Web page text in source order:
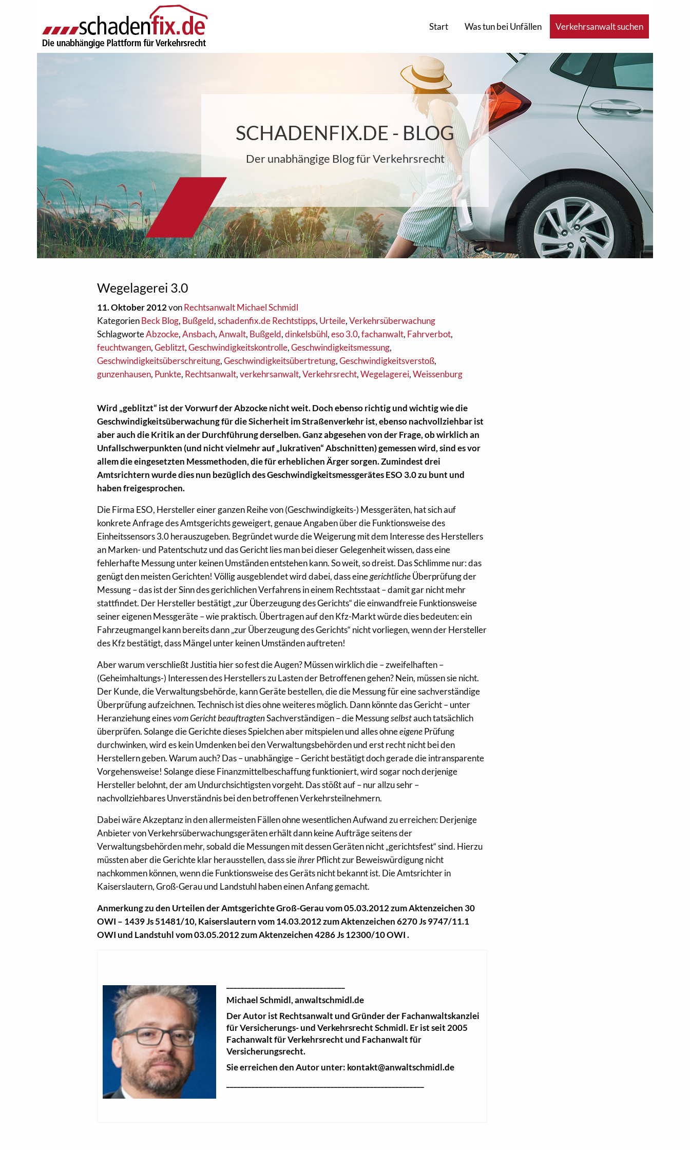
Start Was tun bei Unfällen Verkehrsanwalt suchen
SCHADENFIX.DE - BLOG
Der unabhängige Blog für Verkehrsrecht
Wegelagerei 3.0
11. Oktober 2012vonRechtsanwalt Michael Schmidl
KategorienBeck Blog, Bußgeld,schadenfix.de Rechtstipps, Urteile,Verkehrsüberwachung
SchlagworteAbzocke,Ansbach,Anwalt, Bußgeld,dinkelsbühl,eso 3.0,fachanwalt, Fahrverbot,
feuchtwangen,Geblitzt,Geschwindigkeitskontrolle,Geschwindigkeitsmessung,
Geschwindigkeitsüberschreitung,Geschwindigkeitsübertretung,Geschwindigkeitsverstoß,
gunzenhausen, Punkte, Rechtsanwalt,verkehrsanwalt,Verkehrsrecht,Wegelagerei,Weissenburg
Wird „geblitzt“ ist der Vorwurf der Abzocke nicht weit. Doch ebenso richtig und wichtig wie die
Geschwindigkeitsüberwachung für die Sicherheit im Straßenverkehr ist, ebenso nachvollziehbar ist
aber auch die Kritik an der Durchführung derselben. Ganz abgesehen von der Frage, ob wirklich an
Unfallschwerpunkten (und nicht vielmehr auf „lukrativen“ Abschnitten) gemessen wird, sind es vor
allem die eingesetzten Messmethoden, die für erheblichen Ärger sorgen. Zumindest drei
Amtsrichtern wurde dies nun bezüglich des Geschwindigkeitsmessgerätes ESO 3.0 zu bunt und
haben freigesprochen.
Die Firma ESO, Hersteller einer ganzen Reihe von (Geschwindigkeits-) Messgeräten, hat sich auf
konkrete Anfrage des Amtsgerichts geweigert, genaue Angaben über die Funktionsweise des
Einheitssensors 3.0 herauszugeben. Begründet wurde die Weigerung mit dem Interesse des Herstellers
an Marken- und Patentschutz und das Gericht lies man bei dieser Gelegenheit wissen, dass eine
fehlerhafte Messung unter keinen Umständen entstehen kann. So weit, so dreist. Das Schlimme nur: das
genügt den meisten Gerichten! Völlig ausgeblendet wird dabei, dass einegerichtlicheÜberprüfung der
Messung – das ist der Sinn des gerichlichen Verfahrens in einem Rechtsstaat – damit gar nicht mehr
stattfindet. Der Hersteller bestätigt „zur Überzeugung des Gerichts“ die einwandfreie Funktionsweise
seiner eigenen Messgeräte – wie praktisch. Übertragen auf den Kfz-Markt würde dies bedeuten: ein
Fahrzeugmangel kann bereits dann „zur Überzeugung des Gerichts“ nicht vorliegen, wenn der Hersteller
des Kfz bestätigt, dass Mängel unter keinen Umständen auftreten!
Aber warum verschließt Justitia hier so fest die Augen? Müssen wirklich die – zweifelhaften –
(Geheimhaltungs-) Interessen des Herstellers zu Lasten der Betroffenen gehen? Nein, müssen sie nicht.
Der Kunde, die Verwaltungsbehörde, kann Geräte bestellen, die die Messung für eine sachverständige
Überprüfung aufzeichnen. Technisch ist dies ohne weiteres möglich. Dann könnte das Gericht – unter
Heranziehung einesvom Gericht beauftragtenSachverständigen – die Messungselbstauch tatsächlich
überprüfen. Solange die Gerichte dieses Spielchen aber mitspielen und alles ohneeigenePrüfung
durchwinken, wird es kein Umdenken bei den Verwaltungsbehörden und erst recht nicht bei den
Herstellern geben. Warum auch? Das – unabhängige – Gericht bestätigt doch gerade die intransparente
Vorgehensweise! Solange diese Finanzmittelbeschaffung funktioniert, wird sogar noch derjenige
Hersteller belohnt, der am Undurchsichtigsten vorgeht. Das stößt auf – nur allzu sehr –
nachvollziehbares Unverständnis bei den betroffenen Verkehrsteilnehmern.
Dabei wäre Akzeptanz in den allermeisten Fällen ohne wesentlichen Aufwand zu erreichen: Derjenige
Anbieter von Verkehrsüberwachungsgeräten erhält dann keine Aufträge seitens der
Verwaltungsbehörden mehr, sobald die Messungen mit dessen Geräten nicht „gerichtsfest“ sind. Hierzu
müssten aber die Gerichte klar herausstellen, dass sieihrerPflicht zur Beweiswürdigung nicht
nachkommen können, wenn die Funktionsweise des Geräts nicht bekannt ist. Die Amtsrichter in
Kaiserslautern, Groß-Gerau und Landstuhl haben einen Anfang gemacht.
Anmerkung zu den Urteilen der Amtsgerichte Groß-Gerau vom 05.03.2012 zum Aktenzeichen 30
OWI – 1439 Js 51481/10, Kaiserslautern vom 14.03.2012 zum Aktenzeichen 6270 Js 9747/11.1
OWI und Landstuhl vom 03.05.2012 zum Aktenzeichen 4286 Js 12300/10 OWI .
Michael Schmidl, anwaltschmidl.de
Der Autor ist Rechtsanwalt und Gründer der Fachanwaltskanzlei
für Versicherungs- und Verkehrsrecht Schmidl. Er ist seit 2005
Fachanwalt für Verkehrsrecht und Fachanwalt für
Versicherungsrecht.
Sie erreichen den Autor unter: kontakt@anwaltschmidl.de